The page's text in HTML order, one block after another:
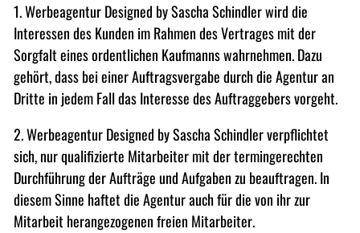
1. Werbeagentur Designed by Sascha Schindler wird die
Interessen des Kunden im Rahmen des Vertrages mit der
Sorgfalt eines ordentlichen Kaufmanns wahrnehmen. Dazu
gehört, dass bei einer Auftragsvergabe durch die Agentur an
Dritte in jedem Fall das Interesse des Auftraggebers vorgeht.
2. Werbeagentur Designed by Sascha Schindler verpflichtet
sich, nur qualifizierte Mitarbeiter mit der termingerechten
Durchführung der Aufträge und Aufgaben zu beauftragen. In
diesem Sinne haftet die Agentur auch für die von ihr zur
Mitarbeit herangezogenen freien Mitarbeiter.